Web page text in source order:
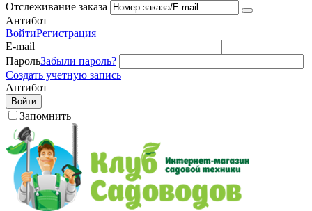
Отслеживание заказа
Антибот
ВойтиРегистрация
E-mail
ПарольЗабыли пароль?
Создать учетную запись
Антибот
Войти
Запомнить